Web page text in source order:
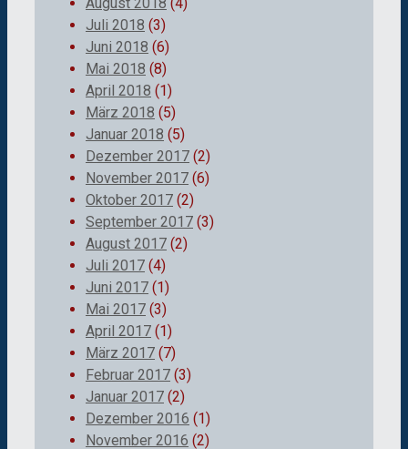
Juli 2018 (3)
Juni 2018 (6)
Mai 2018 (8)
April 2018 (1)
März 2018 (5)
Januar 2018 (5)
Dezember 2017 (2)
November 2017 (6)
Oktober 2017 (2)
September 2017 (3)
August 2017 (2)
Juli 2017 (4)
Juni 2017 (1)
Mai 2017 (3)
April 2017 (1)
März 2017 (7)
Februar 2017 (3)
Januar 2017 (2)
Dezember 2016 (1)
November 2016 (2)